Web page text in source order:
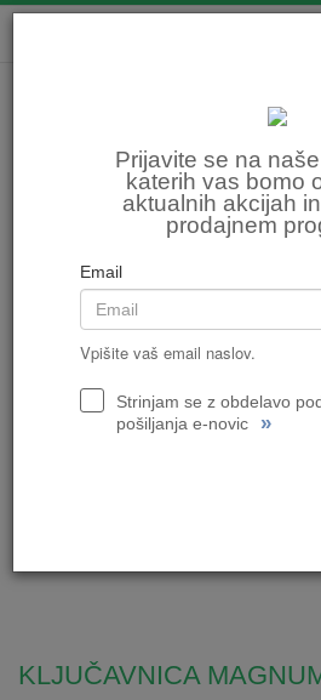
Prijavite se na
katerih vas bomo
aktualnih akcijah
prodajnem
Email
Vpišite vaš email naslov.
Strinjam se z obdelavo
pošiljanja e-novic
»
KLJUČAVNICA